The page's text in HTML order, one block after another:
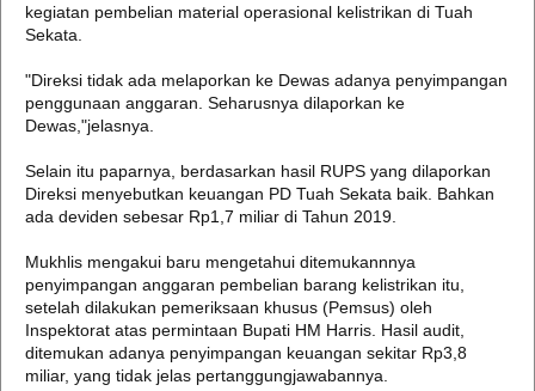
kegiatan pembelian material operasional kelistrikan di Tuah
Sekata.
"Direksi tidak ada melaporkan ke Dewas adanya penyimpangan
penggunaan anggaran. Seharusnya dilaporkan ke
Dewas,"jelasnya.
Selain itu paparnya, berdasarkan hasil RUPS yang dilaporkan
Direksi menyebutkan keuangan PD Tuah Sekata baik. Bahkan
ada deviden sebesar Rp1,7 miliar di Tahun 2019.
Mukhlis mengakui baru mengetahui ditemukannnya
penyimpangan anggaran pembelian barang kelistrikan itu,
setelah dilakukan pemeriksaan khusus (Pemsus) oleh
Inspektorat atas permintaan Bupati HM Harris. Hasil audit,
ditemukan adanya penyimpangan keuangan sekitar Rp3,8
miliar, yang tidak jelas pertanggungjawabannya.